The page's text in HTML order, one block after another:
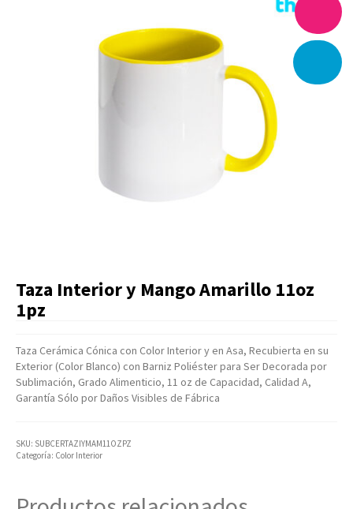
Gran Formato
Textiles
Taza Interior y Mango Amarillo 11oz
1pz
Taza Cerámica Cónica con Color Interior y en Asa, Recubierta en su
Exterior (Color Blanco) con Barniz Poliéster para Ser Decorada por
Sublimación, Grado Alimenticio, 11 oz de Capacidad, Calidad A,
Garantía Sólo por Daños Visibles de Fábrica
SKU: SUBCERTAZIYMAM11OZPZ
Categoría: Color Interior